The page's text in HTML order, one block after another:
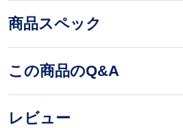
商品スペック
この商品のQ&A
レビュー